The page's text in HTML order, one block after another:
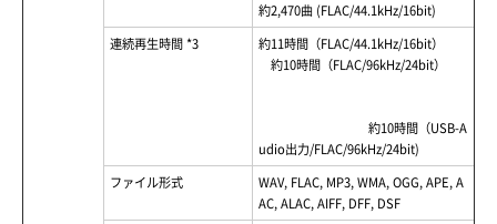
約2,470曲 (FLAC/44.1kHz/16bit)
連続再生時間 *3
約11時間（FLAC/44.1kHz/16bit）
約10時間（FLAC/96kHz/24bit）
約10時間（USB-A
udio出力/FLAC/96kHz/24bit)
ファイル形式
WAV, FLAC, MP3, WMA, OGG, APE, A
AC, ALAC, AIFF, DFF, DSF